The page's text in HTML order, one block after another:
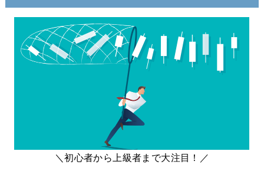
＼初心者から上級者まで大注目！／